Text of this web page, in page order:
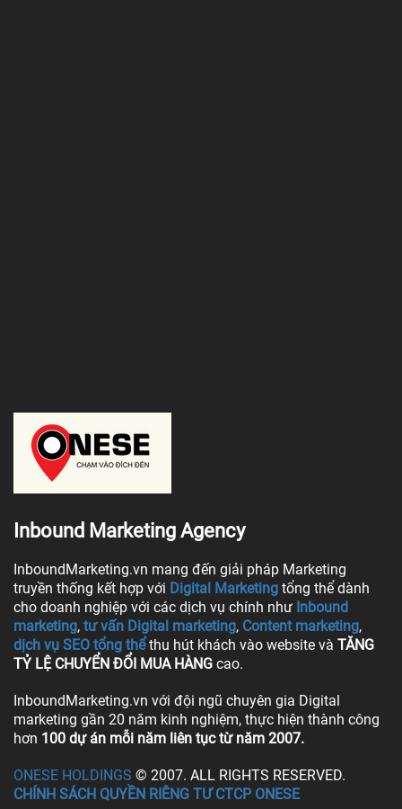
Inbound Marketing Agency
InboundMarketing.vn mang đến giải pháp Marketing
truyền thống kết hợp với Digital Marketing tổng thể dành
cho doanh nghiệp với các dịch vụ chính như Inbound
marketing, tư vấn Digital marketing, Content marketing,
dịch vụ SEO tổng thể thu hút khách vào website và TĂNG
TỶ LỆ CHUYỂN ĐỔI MUA HÀNG cao.
InboundMarketing.vn với đội ngũ chuyên gia Digital
marketing gần 20 năm kinh nghiệm, thực hiện thành công
hơn 100 dự án mỗi năm liên tục từ năm 2007.
ONESE HOLDINGS © 2007. ALL RIGHTS RESERVED.
CHÍNH SÁCH QUYỀN RIÊNG TƯ CTCP ONESE